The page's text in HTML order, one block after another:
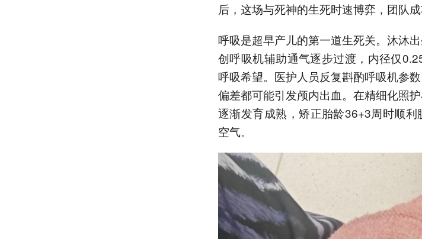
后，这场与死神的生死时速博弈，团队
呼吸是超早产儿的第一道生死关。沐沐
创呼吸机辅助通气逐步过渡，内径仅
呼吸希望。医护人员反复斟酌呼吸机参
偏差都可能引发颅内出血。在精细化照
逐渐发育成熟，矫正胎龄36+3周时顺
空气。